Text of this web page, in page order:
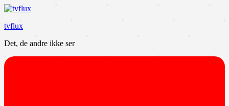
Videre
indhold
tvflux
Det, de andre ikke ser